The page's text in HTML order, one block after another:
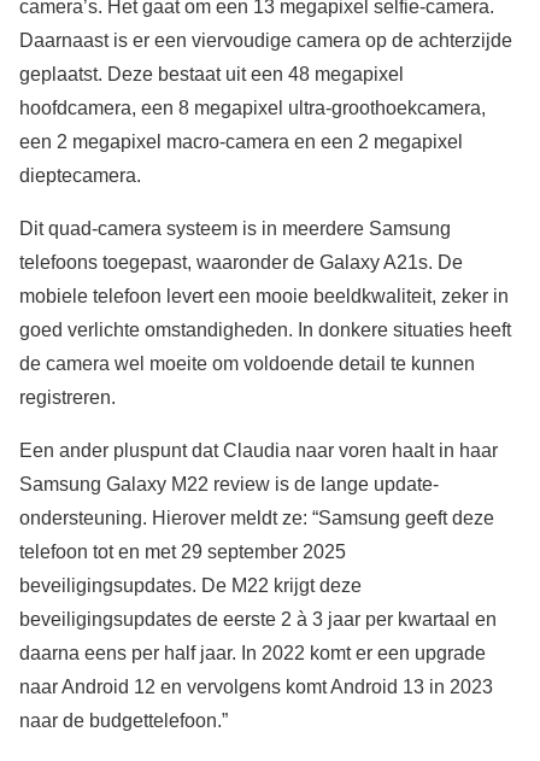
camera’s. Het gaat om een 13 megapixel selfie-camera.
Daarnaast is er een viervoudige camera op de achterzijde
geplaatst. Deze bestaat uit een 48 megapixel
hoofdcamera, een 8 megapixel ultra-groothoekcamera,
een 2 megapixel macro-camera en een 2 megapixel
dieptecamera.
Dit quad-camera systeem is in meerdere Samsung
telefoons toegepast, waaronder de Galaxy A21s. De
mobiele telefoon levert een mooie beeldkwaliteit, zeker in
goed verlichte omstandigheden. In donkere situaties heeft
de camera wel moeite om voldoende detail te kunnen
registreren.
Een ander pluspunt dat Claudia naar voren haalt in haar
Samsung Galaxy M22 review is de lange update-
ondersteuning. Hierover meldt ze: “Samsung geeft deze
telefoon tot en met 29 september 2025
beveiligingsupdates. De M22 krijgt deze
beveiligingsupdates de eerste 2 à 3 jaar per kwartaal en
daarna eens per half jaar. In 2022 komt er een upgrade
naar Android 12 en vervolgens komt Android 13 in 2023
naar de budgettelefoon.”